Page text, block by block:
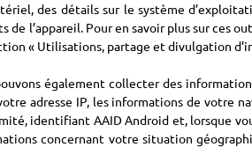
des détails sur le système
de l’appareil. Pour en savoir plus sur
« Utilisations, partage et divulgation
également collecter des
adresse IP, les informations de
identifiant AAID Android et, lorsque
concernant votre situation